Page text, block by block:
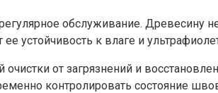
обслуживание.
устойчивость к влаге и
от загрязнений и
контролировать состояние